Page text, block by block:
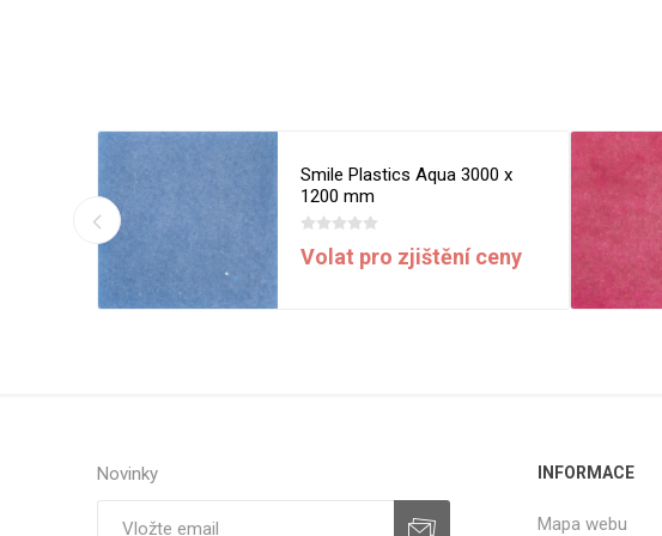
Smile Plastics Aqua 3000 x
1200 mm
Volat pro zjištění ceny
Novinky INFORMACE
Mapa webu